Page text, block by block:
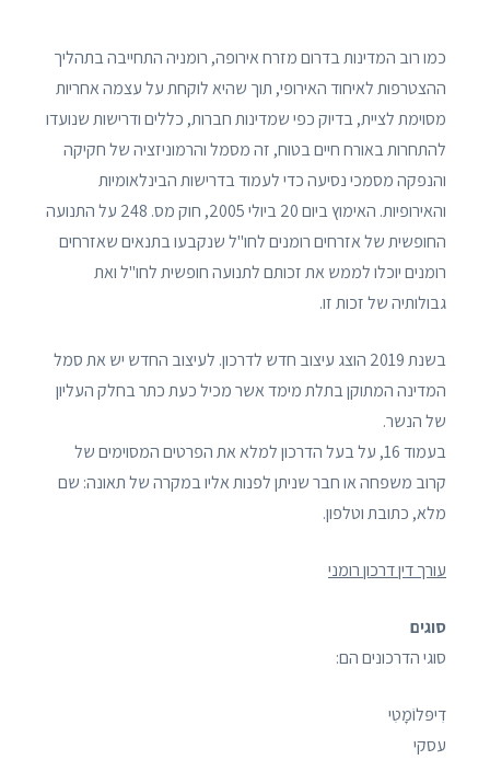
כמו רוב המדינות בדרום מזרח אירופה, רומניה התחייבה בתהליך
ההצטרפות לאיחוד האירופי, תוך שהיא לוקחת על עצמה אחריות
מסוימת לציית, בדיוק כפי שמדינות חברות, כללים ודרישות שנועדו
להתחרות באורח חיים בטוח, זה מסמל והרמוניזציה של חקיקה
והנפקה מסמכי נסיעה כדי לעמוד בדרישות הבינלאומיות
והאירופיות. האימוץ ביום 20 ביולי 2005, חוק מס. 248 על התנועה
החופשית של אזרחים רומנים לחו"ל שנקבעו בתנאים שאזרחים
רומנים יוכלו לממש את זכותם לתנועה חופשית לחו"ל ואת
גבולותיה של זכות זו.
בשנת 2019 הוצג עיצוב חדש לדרכון. לעיצוב החדש יש את סמל
המדינה המתוקן בתלת מימד אשר מכיל כעת כתר בחלק העליון
של הנשר.
בעמוד 16, על בעל הדרכון למלא את הפרטים המסוימים של
קרוב משפחה או חבר שניתן לפנות אליו במקרה של תאונה: שם
מלא, כתובת וטלפון.
עורך דין דרכון רומני
סוגים
סוגי הדרכונים הם:
דִיפּלוֹמָטִי
עסקי